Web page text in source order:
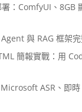
：ComfyUI、8GB
與 RAG 框架
簡報實戰：用
ASR、即時